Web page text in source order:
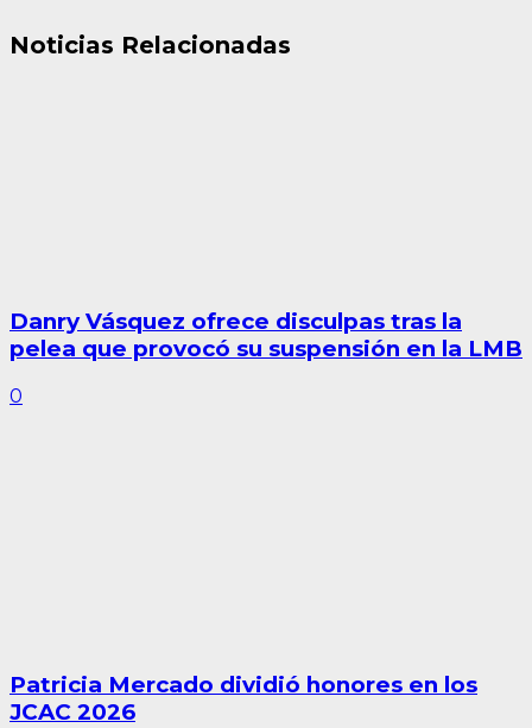
Noticias Relacionadas
Danry Vásquez ofrece disculpas tras la
pelea que provocó su suspensión en la LMB
0
Patricia Mercado dividió honores en los
JCAC 2026